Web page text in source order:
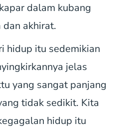
dalam kubang
akhirat.
hidup itu sedemikian
jelas
yang sangat panjang
tidak sedikit. Kita
hidup itu